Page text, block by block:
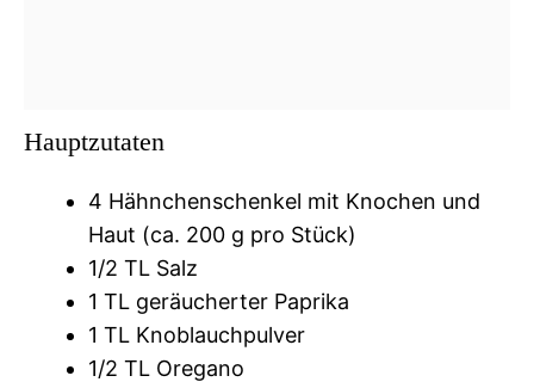
Hauptzutaten
4 Hähnchenschenkel mit Knochen und
Haut (ca. 200 g pro Stück)
1/2 TL Salz
1 TL geräucherter Paprika
1 TL Knoblauchpulver
1/2 TL Oregano